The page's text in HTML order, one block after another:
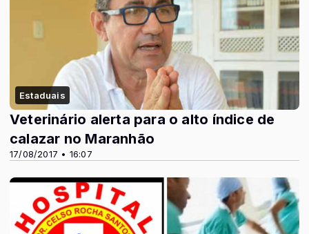
Estaduais
17/08/2017 • 16:07
Veterinário alerta para o alto índice de
calazar no Maranhão